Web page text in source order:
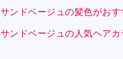
サンドベージュの髪色がおす
サンドベージュの人気ヘアカ